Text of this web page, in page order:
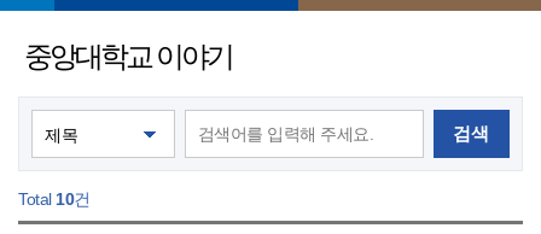
중앙대학교 이야기
검색
Total 10건